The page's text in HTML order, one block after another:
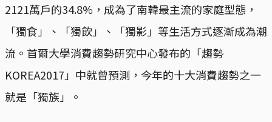
2121萬戶的34.8%，成為了南韓最主流的家庭型態，
「獨食」、「獨飲」、「獨影」等生活方式逐漸成為潮
流。首爾大學消費趨勢研究中心發布的「趨勢
KOREA2017」中就曾預測，今年的十大消費趨勢之一
就是「獨族」。